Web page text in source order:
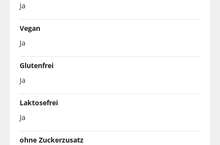
Ja
Vegan
Ja
Glutenfrei
Ja
Laktosefrei
Ja
ohne Zuckerzusatz